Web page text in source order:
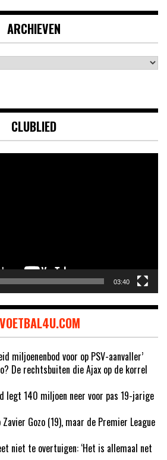
ARCHIEVEN
CLUBLIED
03:40
VOETBAL4U.COM
miljoenenbod voor op PSV-aanvaller’
De rechtsbuiten die Ajax op de korrel
legt 140 miljoen neer voor pas 19-jarige
Zavier Gozo (19), maar de Premier League
niet te overtuigen: ‘Het is allemaal net